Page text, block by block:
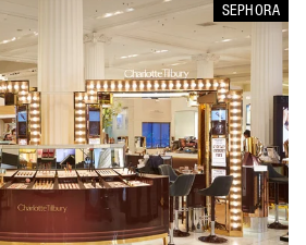
SEPHORA